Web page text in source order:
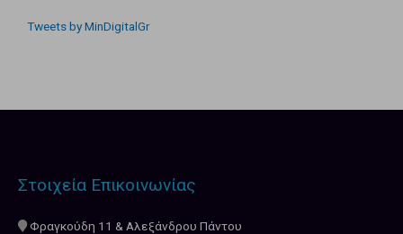
Tweets by MinDigitalGr
Στοιχεία Επικοινωνίας
Φραγκούδη 11 & Αλεξάνδρου Πάντου